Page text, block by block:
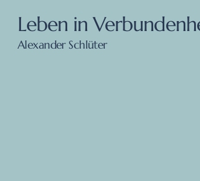
Leben in
Alexander Schlüter